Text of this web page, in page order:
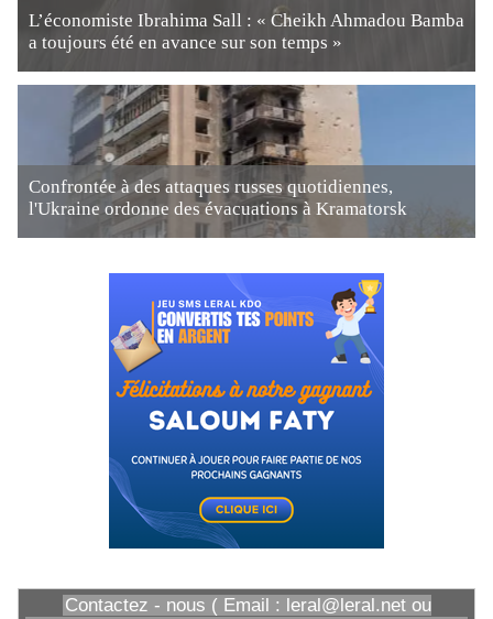
L’économiste Ibrahima Sall : « Cheikh Ahmadou Bamba
a toujours été en avance sur son temps »
Confrontée à des attaques russes quotidiennes,
l'Ukraine ordonne des évacuations à Kramatorsk
Contactez - nous ( Email : leral@leral.net ou